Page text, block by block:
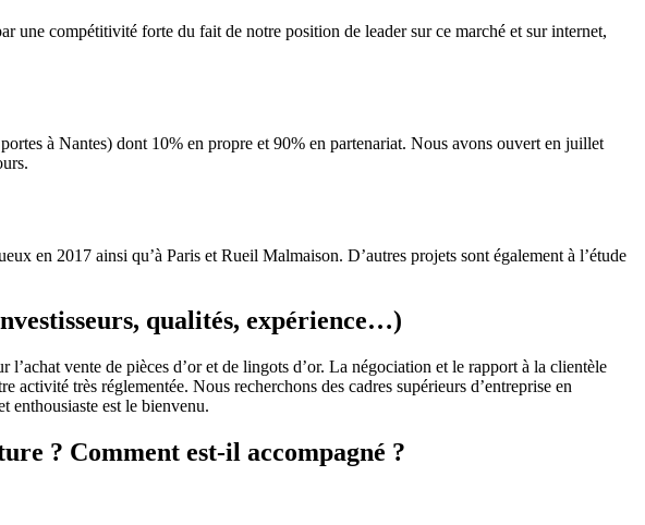
une compétitivité forte du fait de notre position de leader sur ce marché et sur internet,
à Nantes) dont 10% en propre et 90% en partenariat. Nous avons ouvert en juillet
en 2017 ainsi qu’à Paris et Rueil Malmaison. D’autres projets sont également à l’étude
qualités, expérience…)
vente de pièces d’or et de lingots d’or. La négociation et le rapport à la clientèle
très réglementée. Nous recherchons des cadres supérieurs d’entreprise en
enthousiaste est le bienvenu.
? Comment est-il accompagné ?